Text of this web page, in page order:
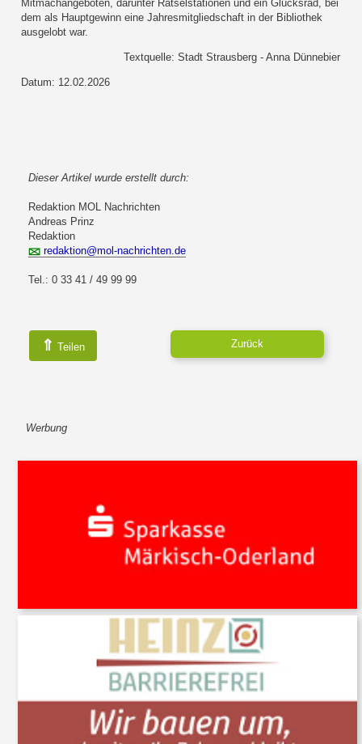
Mitmachangeboten, darunter Rätselstationen und ein Glücksrad, bei
dem als Hauptgewinn eine Jahresmitgliedschaft in der Bibliothek
ausgelobt war.
Textquelle: Stadt Strausberg - Anna Dünnebier
Datum: 12.02.2026
Dieser Artikel wurde erstellt durch:
Redaktion MOL Nachrichten
Andreas Prinz
Redaktion
redaktion@mol-nachrichten.de
Tel.: 0 33 41 / 49 99 99
⇑ Teilen Zurück
Werbung